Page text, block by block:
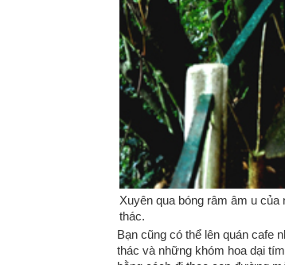
Xuyên qua bóng râm âm u
thác.
Bạn cũng có thể lên quán cafe
thác và những khóm hoa dại